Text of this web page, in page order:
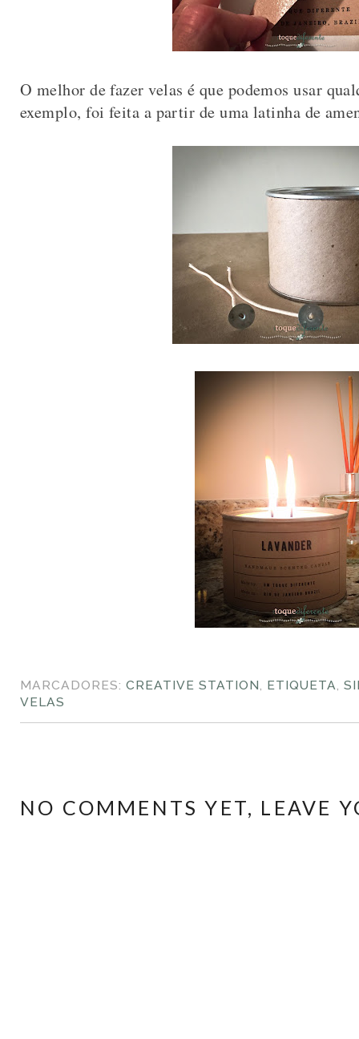
O melhor de fazer velas é que podemos usar
exemplo, foi feita a partir de uma latinha de
MARCADORES: CREATIVE STATION, ETIQUETA,
VELAS
NO COMMENTS YET, LEAVE